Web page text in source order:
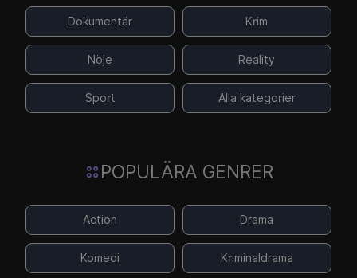
Dokumentär Krim
Nöje Reality
Sport Alla kategorier
POPULÄRA GENRER
Action Drama
Komedi Kriminaldrama